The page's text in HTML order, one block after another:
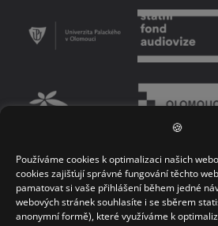
🍪
Používáme cookies k optimalizaci našich
cookies zajišťují správné fungování těchto
pamatovat si vaše přihlášení během jedné
webových stránek souhlasíte i se sběrem
anonymní formě), které využíváme k
PODMÍNKY UŽÍVÁNÍ PLATFORMY ZÁSADY
KONTAKT